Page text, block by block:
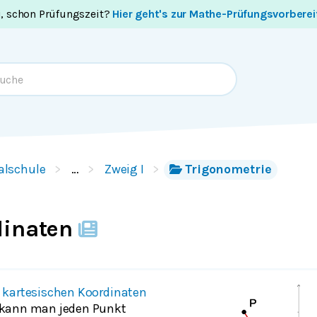
schon Prüfungszeit? Hier geht's zur Mathe-
… Zweig I Trigonometrie
kartesischen Koordinaten
man jeden Punkt